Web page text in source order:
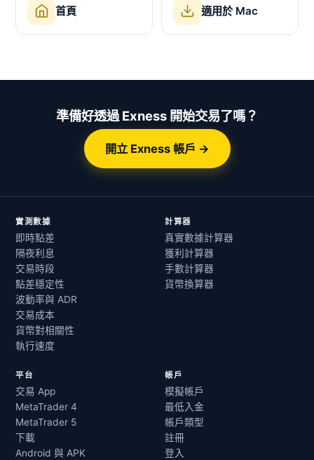
首頁 適用於 Mac
準備好透過 Exness 開始交易了嗎？
開立 Exness 帳戶 →
實測數據
即時點差
隔夜利息
交易時段
點差穩定性
波動率與 ADR
交易成本
貨幣對相關性
執行速度
計算器
真實數據計算器
獲利計算器
手數計算器
貨幣換算器
平台
交易 App
MetaTrader 4
MetaTrader 5
下載
Android 與 APK
帳戶
模擬帳戶
最低入金
帳戶類型
註冊
登入